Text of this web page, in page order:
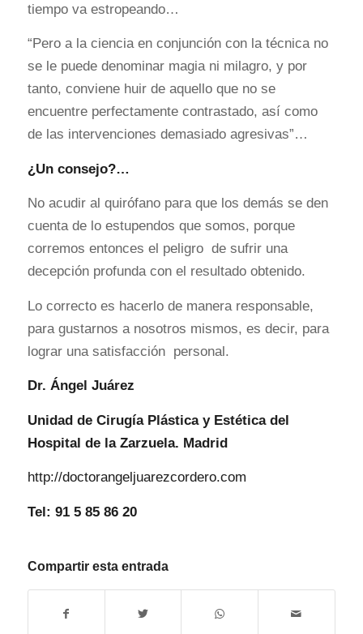
tiempo va estropeando…
“Pero a la ciencia en conjunción con la técnica no
se le puede denominar magia ni milagro, y por
tanto, conviene huir de aquello que no se
encuentre perfectamente contrastado, así como
de las intervenciones demasiado agresivas”…
¿Un consejo?…
No acudir al quirófano para que los demás se den
cuenta de lo estupendos que somos, porque
corremos entonces el peligro de sufrir una
decepción profunda con el resultado obtenido.
Lo correcto es hacerlo de manera responsable,
para gustarnos a nosotros mismos, es decir, para
lograr una satisfacción personal.
Dr. Ángel Juárez
Unidad de Cirugía Plástica y Estética del
Hospital de la Zarzuela. Madrid
http://doctorangeljuarezcordero.com
Tel: 91 5 85 86 20
Compartir esta entrada